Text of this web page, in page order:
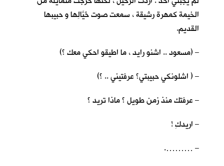
الخيمة كمهرة رشيقة ، سمعت صوت خَيَّالِها و حبيبها
القديم.
– (مسعود .. اشنو رايد ، ما اطيقو احكي معك ؟)
– ( اشلونكي حبيبتي؟ عرفتيني .. ؟)
– عرفتك منذ زمن طويل ؟ ماذا تريد ؟
– اريدكِ !
– ……….